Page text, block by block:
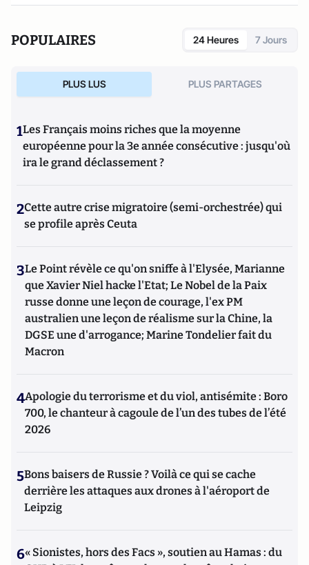
POPULAIRES 24 Heures 7 Jours
PLUS LUS PLUS PARTAGES
1Les Français moins riches que la moyenne
européenne pour la 3e année consécutive : jusqu'où
ira le grand déclassement ?
2Cette autre crise migratoire (semi-orchestrée) qui
se profile après Ceuta
3Le Point révèle ce qu'on sniffe à l'Elysée, Marianne
que Xavier Niel hacke l'Etat; Le Nobel de la Paix
russe donne une leçon de courage, l'ex PM
australien une leçon de réalisme sur la Chine, la
DGSE une d'arrogance; Marine Tondelier fait du
Macron
4Apologie du terrorisme et du viol, antisémite : Boro
700, le chanteur à cagoule de l’un des tubes de l’été
2026
5Bons baisers de Russie ? Voilà ce qui se cache
derrière les attaques aux drones à l'aéroport de
Leipzig
6« Sionistes, hors des Facs », soutien au Hamas : du